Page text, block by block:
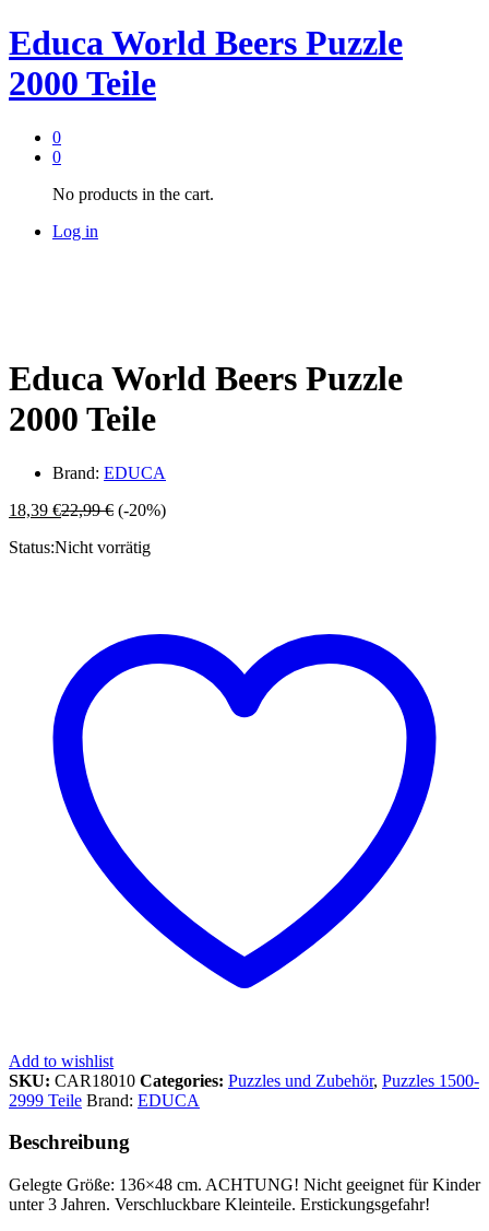
Educa World Beers Puzzle
2000 Teile
0
0
No products in the cart.
Log in
Educa World Beers Puzzle
2000 Teile
Brand: EDUCA
18,39 €22,99€ (-20%)
Status:Nicht vorrätig
Add to wishlist
SKU: CAR18010 Categories: Puzzles und Zubehör, Puzzles 1500-
2999 Teile Brand: EDUCA
Beschreibung
Gelegte Größe: 136×48 cm. ACHTUNG! Nicht geeignet für Kinder
unter 3 Jahren. Verschluckbare Kleinteile. Erstickungsgefahr!